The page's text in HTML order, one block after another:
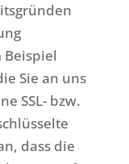
Sie an uns
SSL- bzw.
dass die